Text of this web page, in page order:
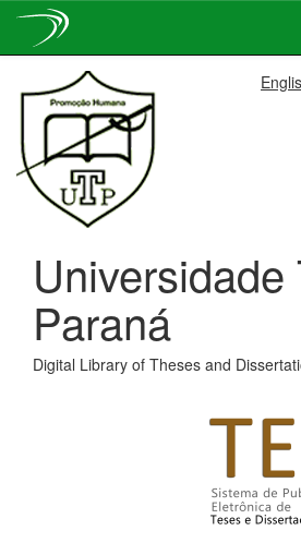
navigation
Universidade
Paraná
Digital Library of Theses and